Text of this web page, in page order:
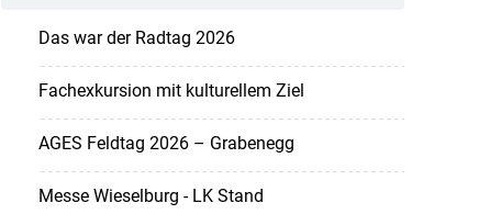
Das war der Radtag 2026
Fachexkursion mit kulturellem Ziel
AGES Feldtag 2026 – Grabenegg
Messe Wieselburg - LK Stand